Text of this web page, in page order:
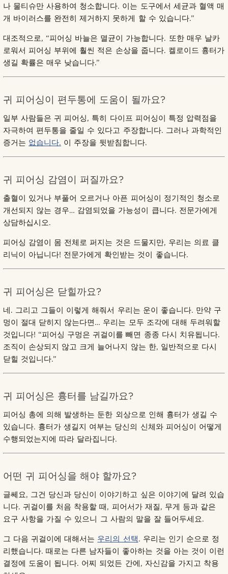
나 물티슈만 사용하여 청소합니다. 이는 도구에서 세균과 혈액 매
개 바이러스를 완전히 제거하지 못하게 할 수 있습니다.”
대조적으로, “피어싱 바늘은 멸균이 가능합니다. 또한 매우 날카
로워서 피어싱 부위에 훨씬 적은 손상을 줍니다. 켈로이드 흉터가
생길 확률은 매우 낮습니다.”
귀 피어싱이 편두통에 도움이 될까요?
일부 사람들은 귀 피어싱, 특히 다이프 피어싱이 특정 압력점을
자극하여 편두통을 줄일 수 있다고 주장합니다. 그러나 과학적인
증거는 없습니다. 이 주장을 뒷받침합니다.
귀 피어싱 감염이 퍼질까요?
출혈이 있거나 부풀어 오르거나 아픈 피어싱이 정기적인 청소로
개선되지 않는 경우… 감염되었을 가능성이 큽니다. 전문가에게
상담하십시오.
피어싱 감염이 몸 전체로 퍼지는 것은 드물지만, 우리는 의료 클
리닉이 아닙니다! 전문가에게 확인받는 것이 좋습니다.
귀 피어싱은 닫힐까요?
네. 그리고 그들이 이렇게 해줘서 우리는 운이 좋습니다. 만약 구
멍이 절대 닫히지 않는다면… 우리는 모두 조각에 대해 두려워할
것입니다! “피어싱 구멍은 귀걸이를 빼면 종종 다시 치유됩니다.
조직이 손상되지 않고 크게 늘어나지 않는 한, 일반적으로 다시
닫힐 것입니다.”
귀 피어싱은 흉터를 남길까요?
피어싱 총에 의해 발생하는 둔한 외상으로 인해 흉터가 생길 수
있습니다. 흉터가 생길지 여부는 당신의 신체와 피어싱이 어떻게
수행되었는지에 따라 달라집니다.
어떤 귀 피어싱을 해야 할까요?
글쎄요, 그건 당신과 당신이 이야기하고 싶은 이야기에 달려 있습
니다. 귀걸이를 처음 착용할 때, 피어서가 재질, 무게 등과 같은
요구 사항을 가질 수 있으니 그 사람의 말을 잘 들어두세요.
그 다음 귀걸이에 대해서는 우리의 선택. 우리는 인기 순으로 정
리했습니다. 때로는 다른 남자들이 좋아하는 것을 아는 것이 이런
결정에 도움이 됩니다. 어찌 되었든 간에, 자신감을 가지고 착용